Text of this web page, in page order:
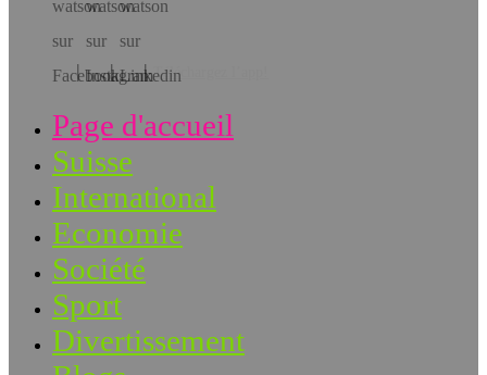
Téléchargez l’app!
Page d'accueil
Suisse
International
Economie
Société
Sport
Divertissement